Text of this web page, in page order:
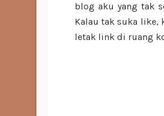
blog aku yang tak
Kalau tak suka like,
letak link di ruang